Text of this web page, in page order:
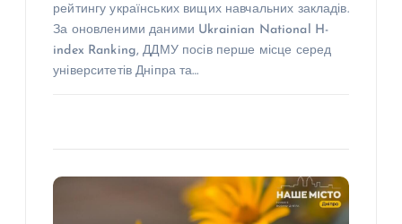
рейтингу українських вищих навчальних закладів.
За оновленими даними Ukrainian National H-
index Ranking, ДДМУ посів перше місце серед
університетів Дніпра та…